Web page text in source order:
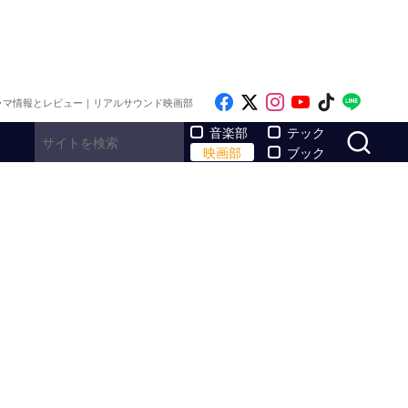
情報とレビュー｜リアルサウンド映画部 Like on Facebook
Follow on x
Follow on
Follow on
Follow
音楽部
映画部
テック
ブック